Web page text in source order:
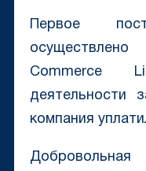
Первое
Commerce
деятельности
компания
Добровольная